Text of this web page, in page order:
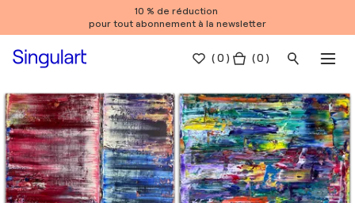
10 % de réduction
pour tout abonnement à la newsletter
(0 ) ( 0 )